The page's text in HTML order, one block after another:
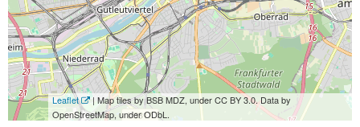
Leaflet
| Map tiles by BSB MDZ, under CC BY 3.0. Data by
OpenStreetMap, under ODbL.